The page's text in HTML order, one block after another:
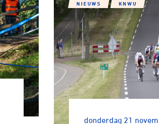
NIEUWS KNWU
donderdag 21